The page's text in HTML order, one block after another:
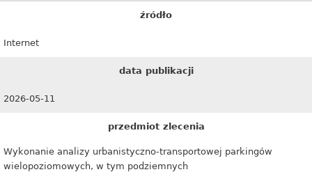
źródło
Internet
data publikacji
2026-05-11
przedmiot zlecenia
Wykonanie analizy urbanistyczno-transportowej parkingów
wielopoziomowych, w tym podziemnych